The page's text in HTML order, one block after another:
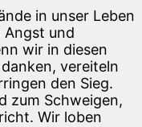
in unser Leben
Angst und
wir in diesen
vereiteln
den Sieg.
zum Schweigen,
Wir loben